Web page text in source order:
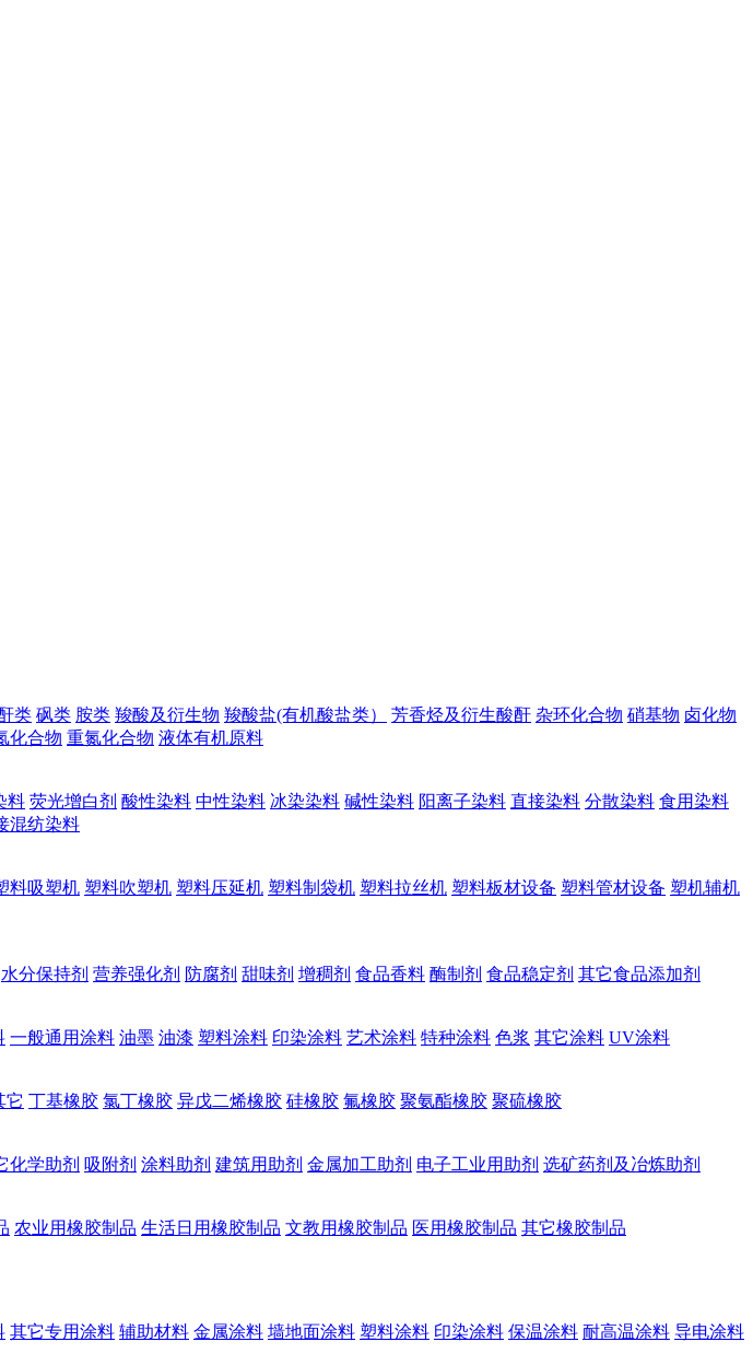
类 砜类 胺类 羧酸及衍生物 羧酸盐(有机酸盐类） 芳香烃及衍生酸酐 杂环化合物 硝基物 卤化物
化合物 重氮化合物 液体有机原料
料 荧光增白剂 酸性染料 中性染料 冰染染料 碱性染料 阳离子染料 直接染料 分散染料 食用染料
混纺染料
料吸塑机 塑料吹塑机 塑料压延机 塑料制袋机 塑料拉丝机 塑料板材设备 塑料管材设备 塑机辅机
水分保持剂 营养强化剂 防腐剂 甜味剂 增稠剂 食品香料 酶制剂 食品稳定剂 其它食品添加剂
一般通用涂料 油墨 油漆 塑料涂料 印染涂料 艺术涂料 特种涂料 色浆 其它涂料 UV涂料
它 丁基橡胶 氯丁橡胶 异戊二烯橡胶 硅橡胶 氟橡胶 聚氨酯橡胶 聚硫橡胶
化学助剂 吸附剂 涂料助剂 建筑用助剂 金属加工助剂 电子工业用助剂 选矿药剂及冶炼助剂
农业用橡胶制品 生活日用橡胶制品 文教用橡胶制品 医用橡胶制品 其它橡胶制品
其它专用涂料 辅助材料 金属涂料 墙地面涂料 塑料涂料 印染涂料 保温涂料 耐高温涂料 导电涂料